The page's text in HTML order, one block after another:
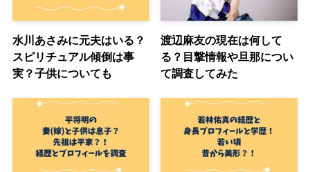
水川あさみに元夫はいる？
スピリチュアル傾倒は事
実？子供についても
渡辺麻友の現在は何して
る？目撃情報や旦那につい
て調査してみた